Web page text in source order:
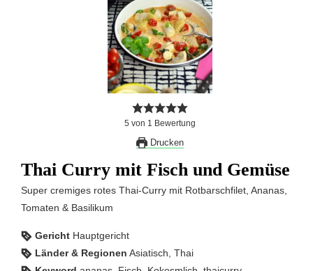
5 von 1 Bewertung
Drucken
Thai Curry mit Fisch und Gemüse
Super cremiges rotes Thai-Curry mit Rotbarschfilet, Ananas,
Tomaten & Basilikum
Gericht Hauptgericht
Länder & Regionen Asiatisch, Thai